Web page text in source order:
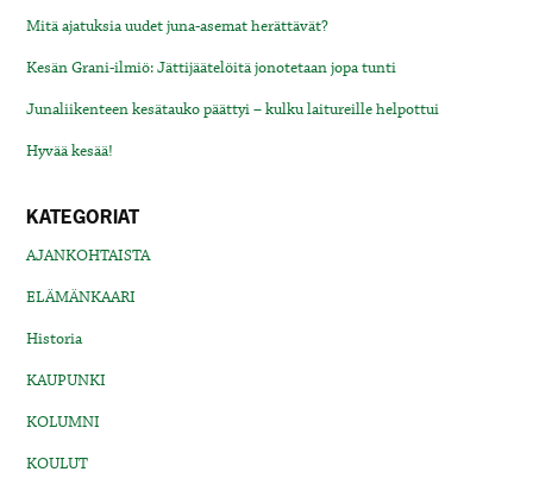
Mitä ajatuksia uudet juna-asemat herättävät?
Kesän Grani-ilmiö: Jättijäätelöitä jonotetaan jopa tunti
Junaliikenteen kesätauko päättyi – kulku laitureille helpottui
Hyvää kesää!
KATEGORIAT
AJANKOHTAISTA
ELÄMÄNKAARI
Historia
KAUPUNKI
KOLUMNI
KOULUT